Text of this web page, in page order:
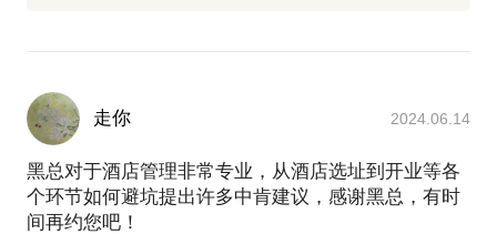
走你 2024.06.14
黑总对于酒店管理非常专业，从酒店选址到开业等各
个环节如何避坑提出许多中肯建议，感谢黑总，有时
间再约您吧！